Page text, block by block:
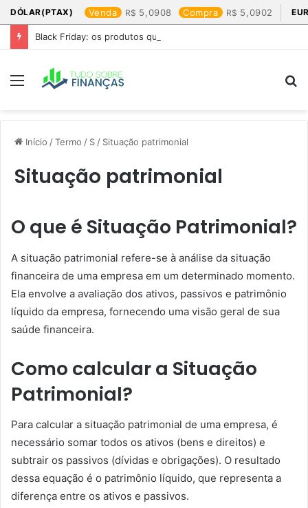
DÓLAR(PTAX) Venda 5,0908 Compra 5,0902
Black Friday: os produtos que mais valem a pena
Menu
Início /Termo / S / Situação patrimonial
Situação patrimonial
O que é Situação Patrimonial?
A situação patrimonial refere-se à análise da situação
financeira de uma empresa em um determinado momento.
Ela envolve a avaliação dos ativos, passivos e patrimônio
líquido da empresa, fornecendo uma visão geral de sua
saúde financeira.
Como calcular a Situação
Patrimonial?
Para calcular a situação patrimonial de uma empresa, é
necessário somar todos os ativos (bens e direitos) e
subtrair os passivos (dívidas e obrigações). O resultado
dessa equação é o patrimônio líquido, que representa a
diferença entre os ativos e passivos.